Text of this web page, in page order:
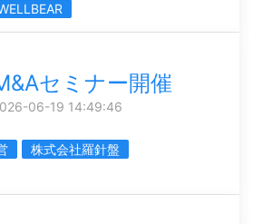
セミナー開催
06-19 14:49:46
株式会社羅針盤